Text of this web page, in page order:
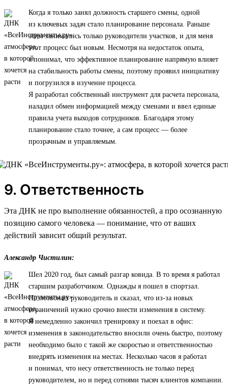
Когда я только занял должность старшего смены, одной
из ключевых задач стало планирование персонала. Раньше
этим занимались только руководители участков, и для меня
этот процесс был новым. Несмотря на недостаток опыта,
я понимал, что эффективное планирование напрямую влияет
на стабильность работы смены, поэтому проявил инициативу
и погрузился в изучение процесса.
Я разработал собственный инструмент для расчета персонала,
наладил обмен информацией между сменами и ввел единые
правила учета выходов сотрудников. Благодаря этому
планирование стало точнее, а сам процесс — более
прозрачным и управляемым.
9. Ответственность
Эта ДНК не про выполнение обязанностей, а про осознанную
позицию самого человека — понимание, что от ваших
действий зависит общий результат.
Александр Чистилин:
Шел 2020 год, был самый разгар ковида. В то время я работал
старшим разработчиком. Однажды я пошел в спортзал.
Но позвонил руководитель и сказал, что из-за новых
ограничений нужно срочно внести изменения в систему.
Я немедленно закончил тренировку и поехал в офис:
изменения в законодательство вносили очень быстро, поэтому
необходимо было с такой же скоростью и ответственностью
внедрять изменения на местах. Несколько часов я работал
и понимал, что несу ответственность не только перед
руководителем, но и перед сотнями тысяч клиентов компании.